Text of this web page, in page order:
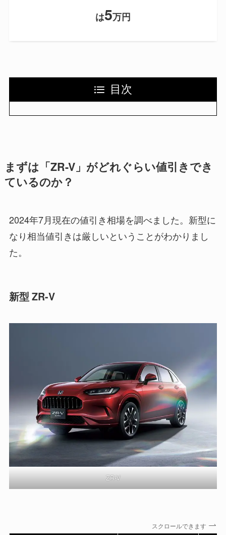
は5万円
目次
まずは「ZR-V」がどれぐらい値引きでき
ているのか？
2024年7月現在の値引き相場を調べました。新型に
なり相当値引きは厳しいということがわかりまし
た。
新型 ZR-V
ZR-V
スクロールできます